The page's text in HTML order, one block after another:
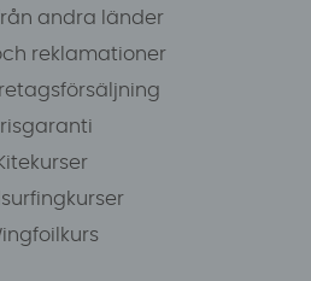
andra länder
reklamationer